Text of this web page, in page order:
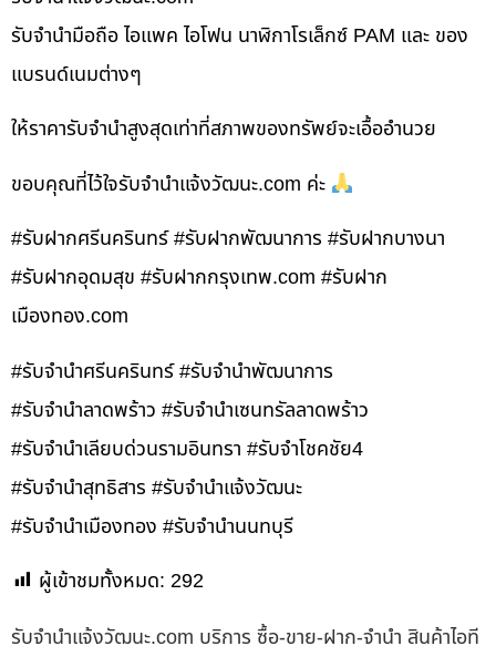
รับจำนำมือถือ ไอแพค ไอโฟน นาฬิกาโรเล็กซ์ PAM และ ของ
แบรนด์เนมต่างๆ
ให้ราคารับจำนำสูงสุดเท่าที่สภาพของทรัพย์จะเอื้ออำนวย
ขอบคุณที่ไว้ใจรับจำนำแจ้งวัฒนะ.com ค่ะ
#รับฝากศรีนครินทร์ #รับฝากพัฒนาการ #รับฝากบางนา
#รับฝากอุดมสุข #รับฝากกรุงเทพ.com #รับฝาก
เมืองทอง.com
#รับจำนำศรีนครินทร์ #รับจำนำพัฒนาการ
#รับจำนำลาดพร้าว #รับจำนำเซนทรัลลาดพร้าว
#รับจำนำเลียบด่วนรามอินทรา #รับจำโชคชัย4
#รับจำนำสุทธิสาร #รับจำนำแจ้งวัฒนะ
#รับจำนำเมืองทอง #รับจำนำนนทบุรี
ผู้เข้าชมทั้งหมด: 292
รับจํานําแจ้งวัฒนะ.com บริการ ซื้อ-ขาย-ฝาก-จำนำ สินค้าไอที